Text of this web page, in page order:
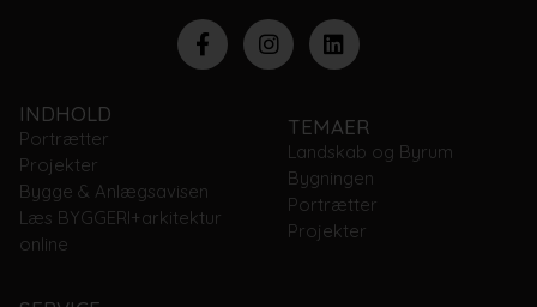
INDHOLD
Portrætter
Projekter
Bygge & Anlægsavisen
Læs BYGGERI+arkitektur
online
TEMAER
Landskab og Byrum
Bygningen
Portrætter
Projekter